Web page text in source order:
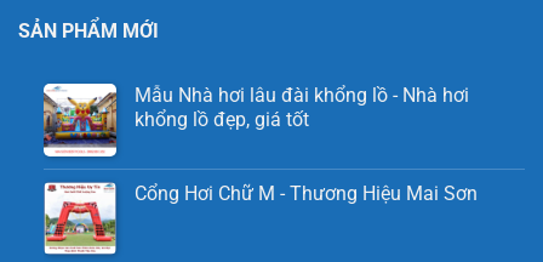
SẢN PHẨM MỚI
Mẫu Nhà hơi lâu đài khổng lồ - Nhà hơi
khổng lồ đẹp, giá tốt
Cổng Hơi Chữ M - Thương Hiệu Mai Sơn